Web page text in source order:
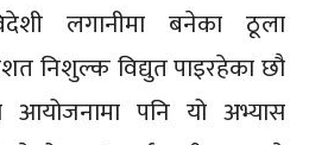
लगानीमा बनेका ठूला
निशुल्क विद्युत पाइरहेका छौ
पनि यो अभ्यास